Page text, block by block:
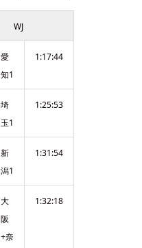
WJ
愛
知1
1:17:44
埼
玉1
1:25:53
新
潟1
1:31:54
大
阪
+奈
1:32:18